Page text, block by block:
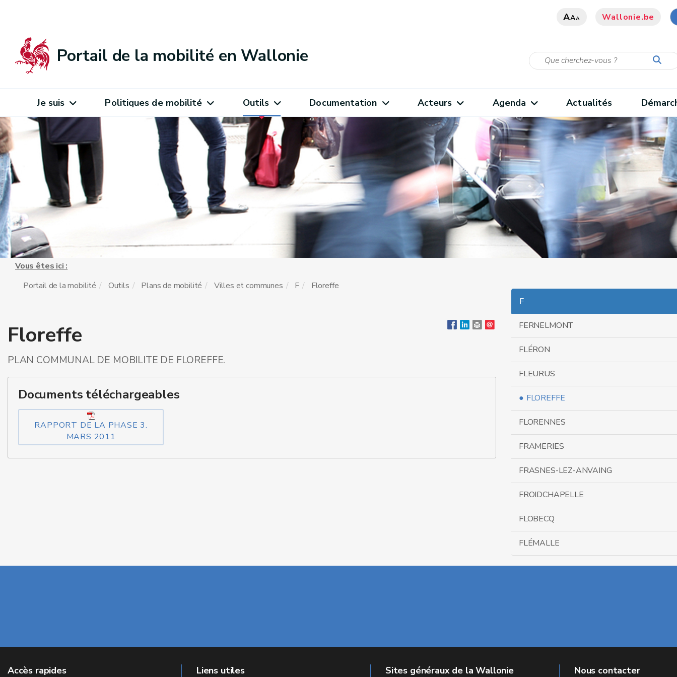
AAA Wallonie.be
Portail de la mobilité en Wallonie
Je suis Politiques de mobilité Outils Documentation Acteurs Agenda Actualités
Vous êtes ici :
Portail de la mobilité
Outils Plans de mobilité Villes et communes F Floreffe
Floreffe
PLAN COMMUNAL DE MOBILITE DE FLOREFFE.
Documents téléchargeables
RAPPORT DE LA PHASE 3.
MARS 2011
F
FERNELMONT
FLÉRON
FLEURUS
FLOREFFE
FLORENNES
FRAMERIES
FRASNES-LEZ-ANVAING
FROIDCHAPELLE
FLOBECQ
FLÉMALLE
Accès rapides Liens utiles Sites généraux de la Wallonie Nous contacter